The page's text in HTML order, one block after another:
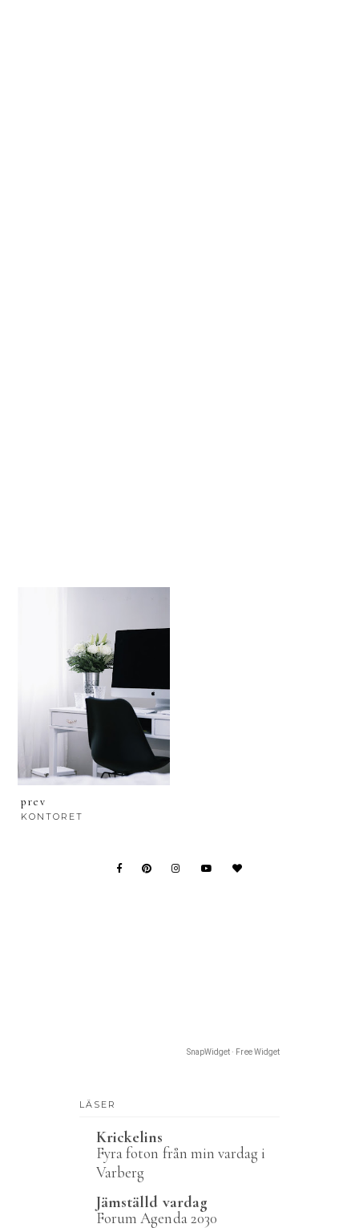
prev
KONTORET
SnapWidget · Free Widget
LÄSER
Krickelins
Fyra foton från min vardag i
Varberg
Jämställd vardag
Forum Agenda 2030